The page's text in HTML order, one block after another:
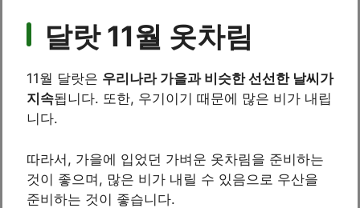
달랏 11월 옷차림
11월 달랏은 우리나라 가을과 비슷한 선선한 날씨가
지속됩니다. 또한, 우기이기 때문에 많은 비가 내립
니다.
따라서, 가을에 입었던 가벼운 옷차림을 준비하는
것이 좋으며, 많은 비가 내릴 수 있음으로 우산을
준비하는 것이 좋습니다.